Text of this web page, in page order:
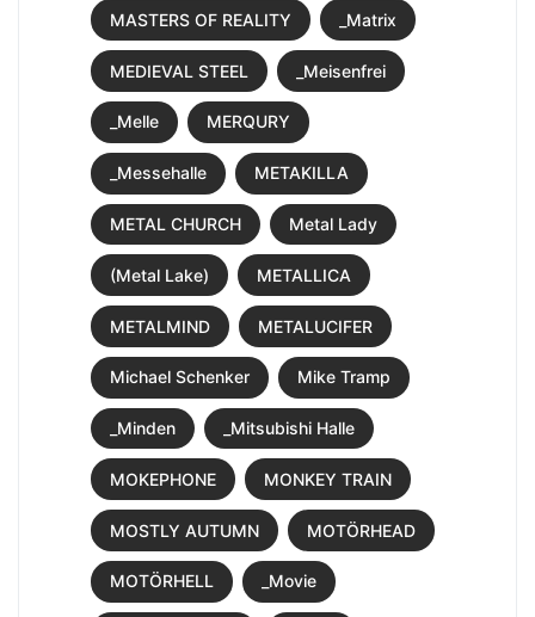
MASTERS OF REALITY _Matrix
MEDIEVAL STEEL _Meisenfrei
_Melle MERQURY
_Messehalle METAKILLA
METAL CHURCH Metal Lady
(Metal Lake) METALLICA
METALMIND METALUCIFER
Michael Schenker Mike Tramp
_Minden _Mitsubishi Halle
MOKEPHONE MONKEY TRAIN
MOSTLY AUTUMN MOTÖRHEAD
MOTÖRHELL _Movie